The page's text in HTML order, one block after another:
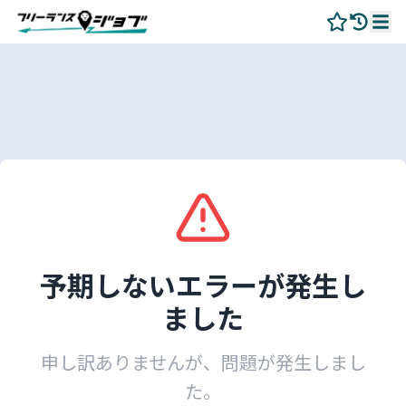
予期しないエラーが発生し
ました
申し訳ありませんが、問題が発生しまし
た。